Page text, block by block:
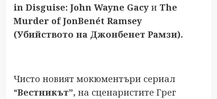
in Disguise: John Wayne GacyиThe
Murder of JonBenét Ramsey
(Убийството на Джонбенет Рамзи).
Чисто новият мокюментъри сериал
“Вестникът”, на сценаристите Грег